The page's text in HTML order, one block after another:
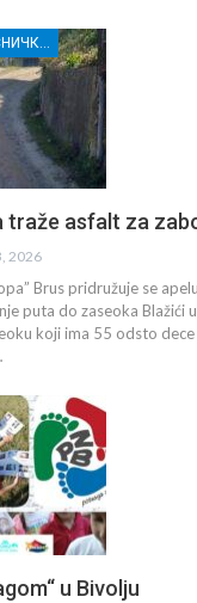
traže asfalt za
2026
Brus pridružuje se
puta do zaseoka Blažići
koji ima 55 odsto
u Bivolju